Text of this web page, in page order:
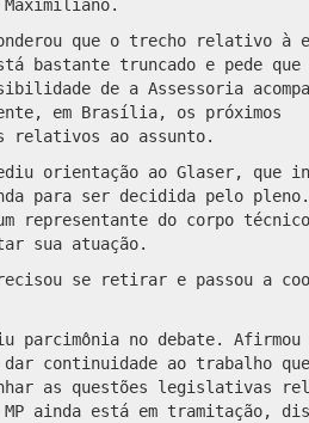
Maximiliano.
que o trecho relativo à
bastante truncado e pede
de a Assessoria
em Brasília, os próximos
relativos ao assunto.
orientação ao Glaser, que
para ser decidida pelo
representante do corpo
sua atuação.
se retirar e passou a
parcimônia no debate. Afirmou
dar continuidade ao trabalho
as questões legislativas
ainda está em tramitação,